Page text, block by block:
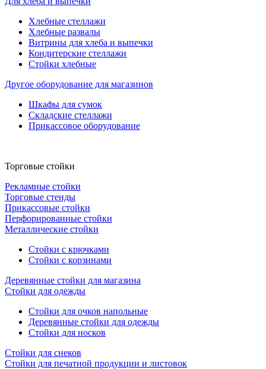
Хлебные стеллажи
Хлебные развалы
Витрины для хлеба и выпечки
Кондитерские стеллажи
Стойки хлебные
Другое оборудование для магазинов
Шкафы для сумок
Складские стеллажи
Прикассовое оборудование
Торговые стойки
Рекламные стойки
Торговые стенды
Прикассовые стойки
Перфорированные стойки
Металлические стойки
Стойки с крючками
Стойки с корзинами
Деревянные стойки для магазина
Стойки для одежды
Стойки для очков напольные
Деревянные стойки для одежды
Стойки для носков
Стойки для снеков
Стойки для печатной продукции и листовок